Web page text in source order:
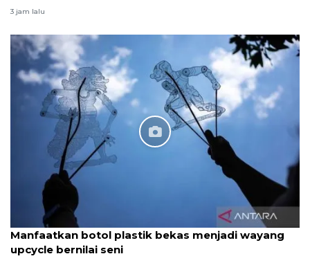
3 jam lalu
Manfaatkan botol plastik bekas menjadi wayang
upcycle bernilai seni